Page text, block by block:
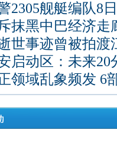
2305舰艇编队8
抹黑中巴经济
世事迹曾被拍渡
启动区：未来20
领域乱象频发 6